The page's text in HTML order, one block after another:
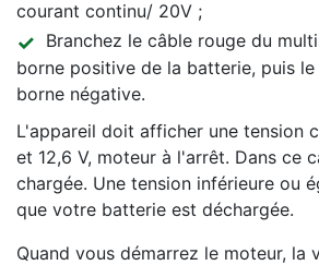
courant continu/ 20V ;
Branchez le câble rouge du
borne positive de la batterie, puis
borne négative.
L'appareil doit afficher une tension
et 12,6 V, moteur à l'arrêt. Dans ce
chargée. Une tension inférieure ou
que votre batterie est déchargée.
Quand vous démarrez le moteur, la